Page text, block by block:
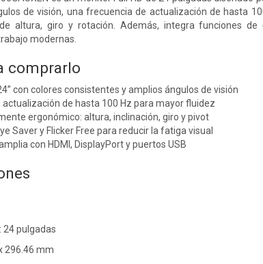
de visión, una frecuencia de actualización de hasta
altura, giro y rotación. Además, integra funciones
modernas.
comprarlo
con colores consistentes y amplios ángulos de visión
actualización de hasta 100 Hz para mayor fluidez
ergonómico: altura, inclinación, giro y pivot
Saver y Flicker Free para reducir la fatiga visual
con HDMI, DisplayPort y puertos USB
24 pulgadas
296.46 mm